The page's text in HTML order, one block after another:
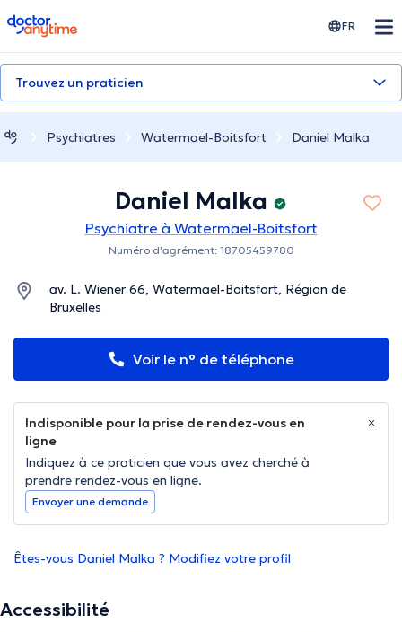
doctoranytime FR
Trouvez un praticien
Psychiatres Watermael-Boitsfort Daniel Malka
Daniel Malka
Psychiatre à Watermael-Boitsfort
Numéro d'agrément: 18705459780
av. L. Wiener 66, Watermael-Boitsfort, Région de
Bruxelles
Voir le n° de téléphone
Indisponible pour la prise de rendez-vous en
ligne
Indiquez à ce praticien que vous avez cherché à
prendre rendez-vous en ligne.
Envoyer une demande
Êtes-vous Daniel Malka ? Modifiez votre profil
Accessibilité